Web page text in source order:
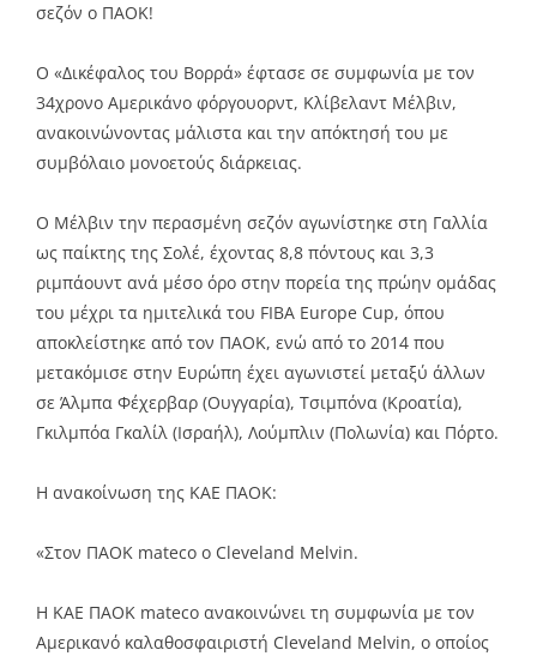
σεζόν ο ΠΑΟΚ!
Ο «Δικέφαλος του Βορρά» έφτασε σε συμφωνία με τον
34χρονο Αμερικάνο φόργουορντ, Κλίβελαντ Μέλβιν,
ανακοινώνοντας μάλιστα και την απόκτησή του με
συμβόλαιο μονοετούς διάρκειας.
Ο Μέλβιν την περασμένη σεζόν αγωνίστηκε στη Γαλλία
ως παίκτης της Σολέ, έχοντας 8,8 πόντους και 3,3
ριμπάουντ ανά μέσο όρο στην πορεία της πρώην ομάδας
του μέχρι τα ημιτελικά του FIBA Europe Cup, όπου
αποκλείστηκε από τον ΠΑΟΚ, ενώ από το 2014 που
μετακόμισε στην Ευρώπη έχει αγωνιστεί μεταξύ άλλων
σε Άλμπα Φέχερβαρ (Ουγγαρία), Τσιμπόνα (Κροατία),
Γκιλμπόα Γκαλίλ (Ισραήλ), Λούμπλιν (Πολωνία) και Πόρτο.
Η ανακοίνωση της ΚΑΕ ΠΑΟΚ:
«Στον ΠΑΟΚ mateco o Cleveland Melvin.
Η ΚΑΕ ΠΑΟΚ mateco ανακοινώνει τη συμφωνία με τον
Αμερικανό καλαθοσφαιριστή Cleveland Melvin, ο οποίος